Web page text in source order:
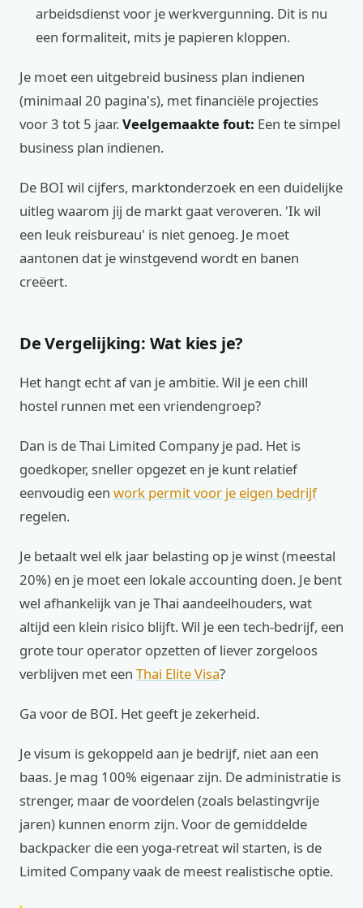
arbeidsdienst voor je werkvergunning. Dit is nu
een formaliteit, mits je papieren kloppen.
Je moet een uitgebreid business plan indienen
(minimaal 20 pagina's), met financiële projecties
voor 3 tot 5 jaar.Veelgemaakte fout: Een te simpel
business plan indienen.
De BOI wil cijfers, marktonderzoek en een duidelijke
uitleg waarom jij de markt gaat veroveren. 'Ik wil
een leuk reisbureau' is niet genoeg. Je moet
aantonen dat je winstgevend wordt en banen
creëert.
De Vergelijking: Wat kies je?
Het hangt echt af van je ambitie. Wil je een chill
hostel runnen met een vriendengroep?
Dan is de Thai Limited Company je pad. Het is
goedkoper, sneller opgezet en je kunt relatief
eenvoudig een work permit voor je eigen bedrijf
regelen.
Je betaalt wel elk jaar belasting op je winst (meestal
20%) en je moet een lokale accounting doen. Je bent
wel afhankelijk van je Thai aandeelhouders, wat
altijd een klein risico blijft. Wil je een tech-bedrijf, een
grote tour operator opzetten of liever zorgeloos
verblijven met een Thai Elite Visa?
Ga voor de BOI. Het geeft je zekerheid.
Je visum is gekoppeld aan je bedrijf, niet aan een
baas. Je mag 100% eigenaar zijn. De administratie is
strenger, maar de voordelen (zoals belastingvrije
jaren) kunnen enorm zijn. Voor de gemiddelde
backpacker die een yoga-retreat wil starten, is de
Limited Company vaak de meest realistische optie.